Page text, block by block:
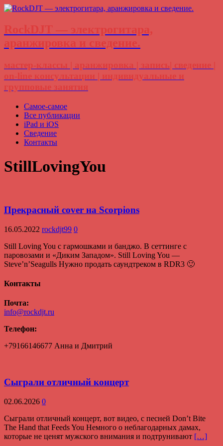
RockDJT — электрогитара,
аранжировка и сведение.
мастер-классы | аранжировка | запись| сведение |
on-line консультации | индивидуальные и
групповые занятия
Самое-самое
Все публикации
iPad и iOS
Сведение
Контакты
StillLovingYou
Прекрасный cover на Scorpions
16.05.2022 rockdjt99 0
Still Loving You с гармошками и банджо. В сеттинге с
паровозами и «Диким Западом». Still Loving You —
Steve’n’Seagulls Нужно продать саундтреком в RDR3 🙂
Контакты
Почта:
info@rockdjt.ru
Телефон:
+79166146677 Анна и Дмитрий
Сыграли отличный концерт
02.06.2026 0
Сыграли отличный концерт, вот видео, с песней Don’t Bite
The Hand that Feeds You Немного о неблагодарных дамах,
которые не ценят мужского внимания и подтрунивают […]